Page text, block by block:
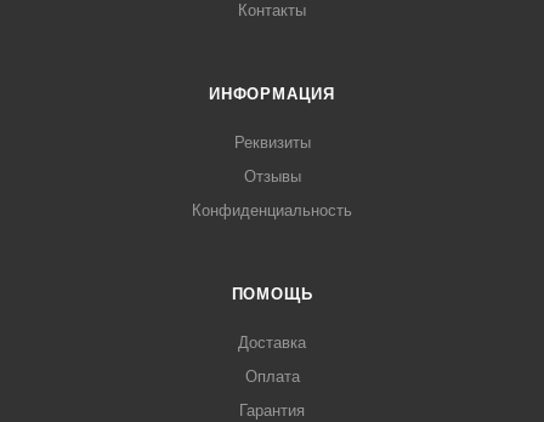
Контакты
ИНФОРМАЦИЯ
Реквизиты
Отзывы
Конфиденциальность
ПОМОЩЬ
Доставка
Оплата
Гарантия